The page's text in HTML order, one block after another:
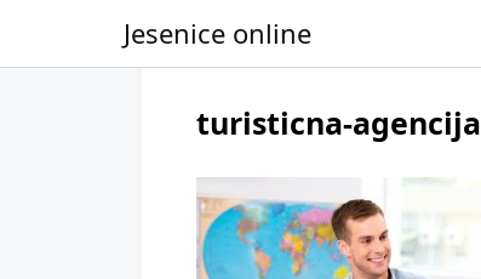
Skip to contentJesenice online
turisticna-agencija